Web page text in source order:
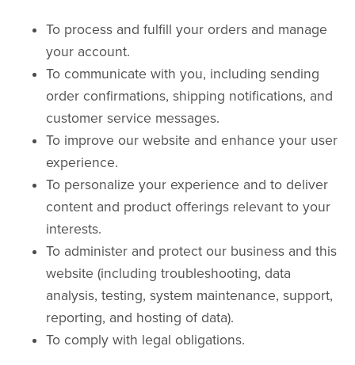
To process and fulfill your orders and manage
your account.
To communicate with you, including sending
order confirmations, shipping notifications, and
customer service messages.
To improve our website and enhance your user
experience.
To personalize your experience and to deliver
content and product offerings relevant to your
interests.
To administer and protect our business and this
website (including troubleshooting, data
analysis, testing, system maintenance, support,
reporting, and hosting of data).
To comply with legal obligations.